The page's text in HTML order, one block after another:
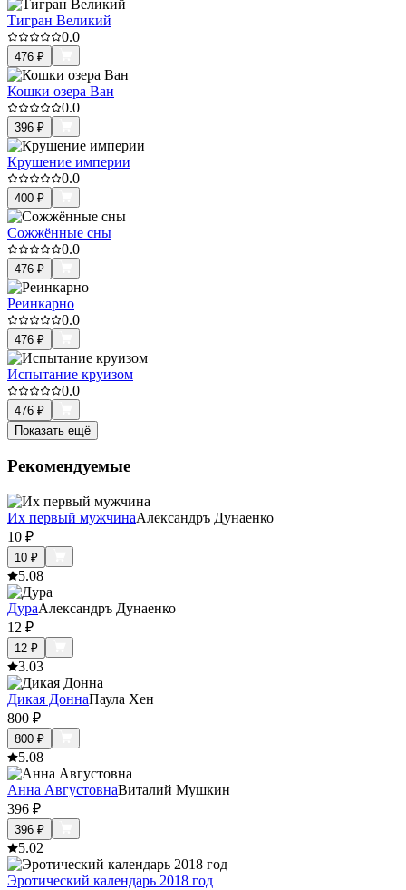
Тигран Великий
0.0
476 ₽
Кошки озера Ван
0.0
396 ₽
Крушение империи
0.0
400 ₽
Сожжённые сны
0.0
476 ₽
Реинкарно
0.0
476 ₽
Испытание круизом
0.0
476 ₽
Показать ещё
Рекомендуемые
Их первый мужчинаАлександръ Дунаенко
10 ₽
10 ₽
5.08
ДураАлександръ Дунаенко
12 ₽
12 ₽
3.03
Дикая ДоннаПаула Хен
800 ₽
800 ₽
5.08
Анна АвгустовнаВиталий Мушкин
396 ₽
396 ₽
5.02
Эротический календарь 2018 год